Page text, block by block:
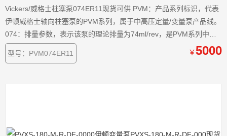
Vickers/威格士柱塞泵074ER11现货可供 PVM：产品系列标识，代表
伊顿威格士轴向柱塞泵的PVM系列，属于中高压定量/变量泵产品线。
074：排量参数，表示该泵的理论排量为74ml/rev，是PVM系列中标
准排量型号之一。 ER：控制方式标识，代表负载敏感控制（Load
Sensing），可实现压力与流量的动态匹配，适应复杂工况需求。
型号：PVM074ER11 ￥5000